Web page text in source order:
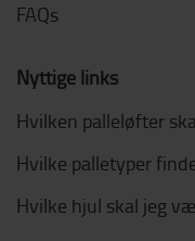
FAQs
Nyttige links
Hvilken palleløfter
Hvilke palletyper
Hvilke hjul skal jeg